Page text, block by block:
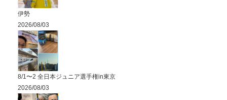
伊勢
2026/08/03
8/1〜2 全日本ジュニア選手権in東京
2026/08/03